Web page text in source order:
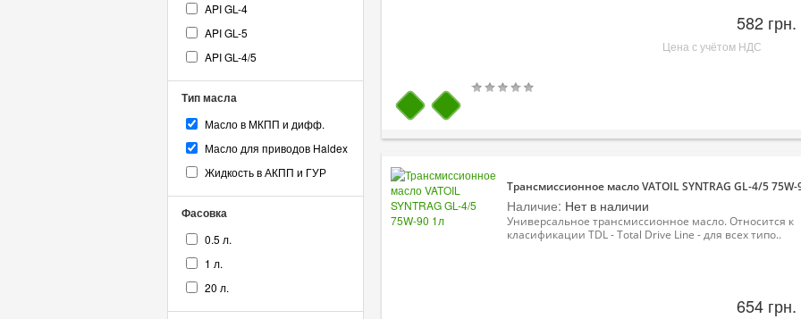
API GL-4
API GL-5
API GL-4/5
Тип масла
Масло в МКПП и дифф.
Масло для приводов Haldex
Жидкость в АКПП и ГУР
Фасовка
0.5 л.
1 л.
20 л.
582 грн.
Цена с учётом НДС
Трансмиссионное масло VATOIL SYNTRAG GL-4/5 75W-
Наличие: Нет в наличии
Универсальное трансмиссионное масло. Относится к
класификации TDL - Total Drive Line - для всех типо..
654 грн.